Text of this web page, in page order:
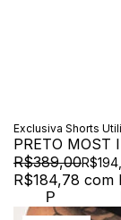
Exclusiva Shorts
PRETO MOST
R$389,00
R$184,78 com
P